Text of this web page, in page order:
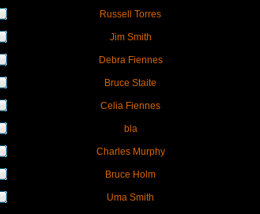
Russell Torres
Jim Smith
Debra Fiennes
Bruce Staite
Celia Fiennes
bla
Charles Murphy
Bruce Holm
Uma Smith